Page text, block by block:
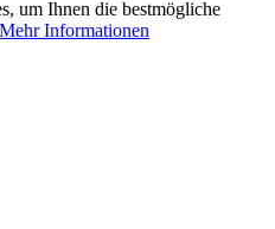
um Ihnen die bestmögliche
Mehr Informationen